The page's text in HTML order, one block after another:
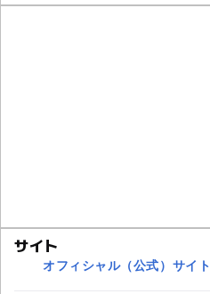
サイト
オフィシャル（公式）サイト